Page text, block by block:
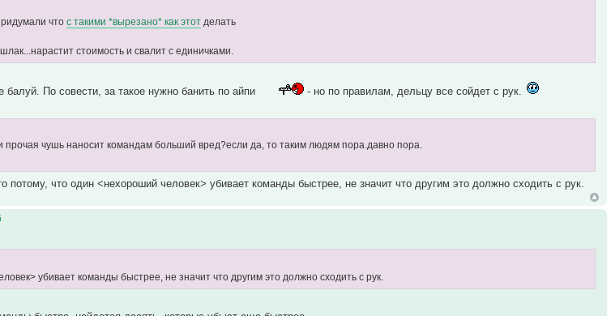
чтос такими *вырезано* как этот делать
стоимость и свалит с единичками.
По совести, за такое нужно банить по айпи - но по правилам, дельцу все сойдет с рук.
прочая чушь наносит командам больший вред?если да, то таким людям пора.давно пора.
потому, что один <нехороший человек> убивает команды быстрее, не значит что другим это должно сходить с рук.
убивает команды быстрее, не значит что другим это должно сходить с рук.